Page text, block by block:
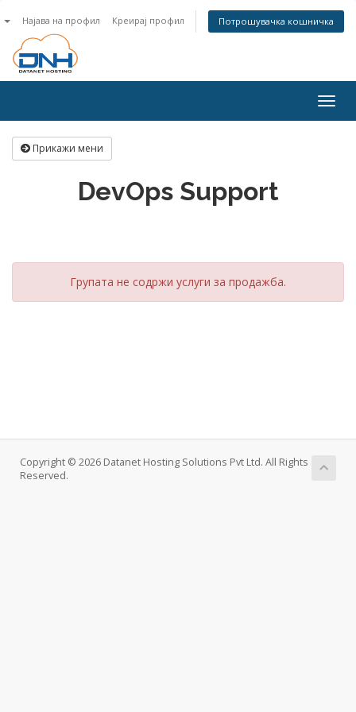
Најава на профил Креирај профил Потрошувачка кошничка
Прикажи мени
DevOps Support
Групата не содржи услуги за продажба.
Copyright © 2026 Datanet Hosting Solutions Pvt Ltd. All Rights
Reserved.